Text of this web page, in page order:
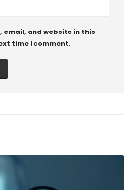
email, and website in this
time I comment.